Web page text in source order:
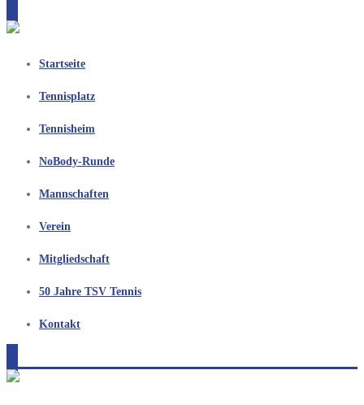
Startseite
Tennisplatz
Tennisheim
NoBody-Runde
Mannschaften
Verein
Mitgliedschaft
50 Jahre TSV Tennis
Kontakt